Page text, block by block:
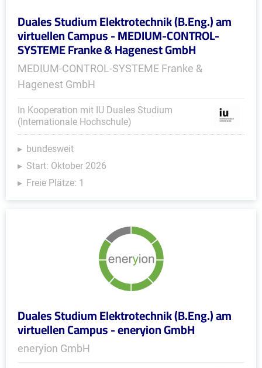
Duales Studium Elektrotechnik (B.Eng.) am
virtuellen Campus - MEDIUM-CONTROL-
SYSTEME Franke & Hagenest GmbH
MEDIUM-CONTROL-SYSTEME Franke &
Hagenest GmbH
In Kooperation mit IU Duales Studium
(Internationale Hochschule)
bundesweit
Start: Oktober 2026
Freie Plätze: 1
Duales Studium Elektrotechnik (B.Eng.) am
virtuellen Campus - eneryion GmbH
eneryion GmbH